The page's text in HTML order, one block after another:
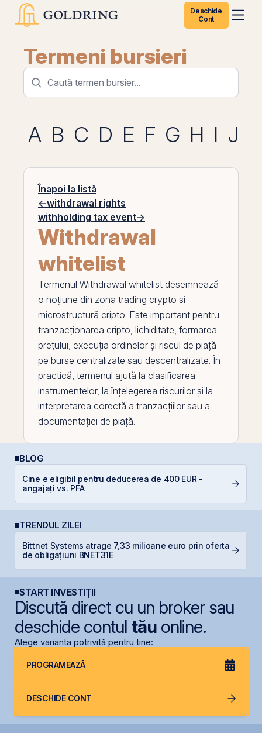
Deschide
Cont
Termeni bursieri
A B C D E F G H I J
Înapoi la listă
←withdrawal rights
withholding tax event→
Withdrawal
whitelist
Termenul Withdrawal whitelist desemnează
o noțiune din zona trading crypto și
microstructură cripto. Este important pentru
tranzacționarea cripto, lichiditate, formarea
prețului, execuția ordinelor și riscul de piață
pe burse centralizate sau descentralizate. În
practică, termenul ajută la clasificarea
instrumentelor, la înțelegerea riscurilor și la
interpretarea corectă a tranzacțiilor sau a
documentației de piață.
BLOG
Cine e eligibil pentru deducerea de 400 EUR -
angajați vs. PFA
TRENDUL ZILEI
Bittnet Systems atrage 7,33 milioane euro prin oferta
de obligațiuni BNET31E
START INVESTIȚII
Discută direct cu un broker sau
deschide contul tăuonline.
Alege varianta potrivită pentru tine:
PROGRAMEAZĂ
DESCHIDE CONT